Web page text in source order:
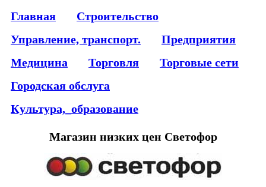
Главная
Строительство
Управление, транспорт.
Предприятия
Медицина
Торговля
Торговые сети
Городская обслуга
Культура,_образование
Магазин низких цен Светофор